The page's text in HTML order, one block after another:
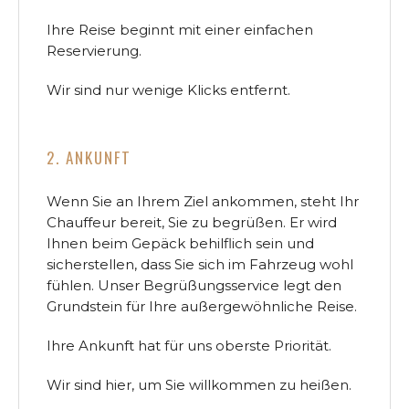
Ihre Reise beginnt mit einer einfachen
Reservierung.
Wir sind nur wenige Klicks entfernt.
2. ANKUNFT
Wenn Sie an Ihrem Ziel ankommen, steht Ihr
Chauffeur bereit, Sie zu begrüßen. Er wird
Ihnen beim Gepäck behilflich sein und
sicherstellen, dass Sie sich im Fahrzeug wohl
fühlen. Unser Begrüßungsservice legt den
Grundstein für Ihre außergewöhnliche Reise.
Ihre Ankunft hat für uns oberste Priorität.
Wir sind hier, um Sie willkommen zu heißen.